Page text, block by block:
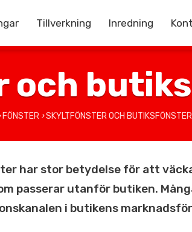
Tillverkning Inredning
och
FÖNSTER ›SKYLTFÖNSTER OCH BUTIKSFÖNSTER
har stor betydelse för att
passerar utanför butiken.
i butikens